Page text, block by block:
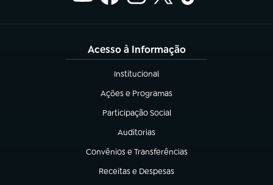
Acesso à Informação
Institucional
(abre em nova aba)
Ações e Programas
(abre em nova aba)
Participação Social
(abre em nova aba)
Auditorias
(abre em nova aba)
Convênios e Transferências
(abre em nova aba)
Receitas e Despesas
(abre em nova aba)